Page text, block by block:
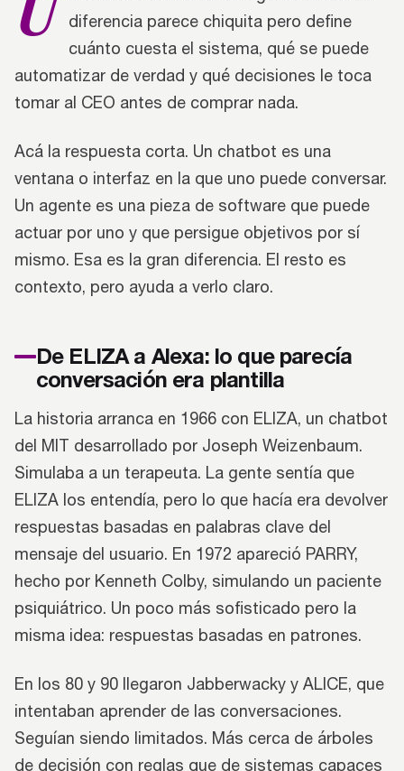
diferencia parece chiquita pero define
cuánto cuesta el sistema, qué se puede
automatizar de verdad y qué decisiones le toca
tomar al CEO antes de comprar nada.
Acá la respuesta corta. Un chatbot es una
ventana o interfaz en la que uno puede conversar.
Un agente es una pieza de software que puede
actuar por uno y que persigue objetivos por sí
mismo. Esa es la gran diferencia. El resto es
contexto, pero ayuda a verlo claro.
De ELIZA a Alexa: lo que parecía
conversación era plantilla
La historia arranca en 1966 con ELIZA, un chatbot
del MIT desarrollado por Joseph Weizenbaum.
Simulaba a un terapeuta. La gente sentía que
ELIZA los entendía, pero lo que hacía era devolver
respuestas basadas en palabras clave del
mensaje del usuario. En 1972 apareció PARRY,
hecho por Kenneth Colby, simulando un paciente
psiquiátrico. Un poco más sofisticado pero la
misma idea: respuestas basadas en patrones.
En los 80 y 90 llegaron Jabberwacky y ALICE, que
intentaban aprender de las conversaciones.
Seguían siendo limitados. Más cerca de árboles
de decisión con reglas que de sistemas capaces